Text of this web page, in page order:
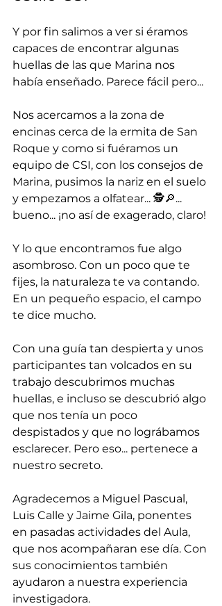
Y por fin salimos a ver si éramos
capaces de encontrar algunas
huellas de las que Marina nos
había enseñado. Parece fácil pero...
Nos acercamos a la zona de
encinas cerca de la ermita de San
Roque y como si fuéramos un
equipo de CSI, con los consejos de
Marina, pusimos la nariz en el suelo
y empezamos a olfatear... 🕵️🔎...
bueno... ¡no así de exagerado, claro!
Y lo que encontramos fue algo
asombroso. Con un poco que te
fijes, la naturaleza te va contando.
En un pequeño espacio, el campo
te dice mucho.
Con una guía tan despierta y unos
participantes tan volcados en su
trabajo descubrimos muchas
huellas, e incluso se descubrió algo
que nos tenía un poco
despistados y que no lográbamos
esclarecer. Pero eso... pertenece a
nuestro secreto.
Agradecemos a Miguel Pascual,
Luis Calle y Jaime Gila, ponentes
en pasadas actividades del Aula,
que nos acompañaran ese día. Con
sus conocimientos también
ayudaron a nuestra experiencia
investigadora.